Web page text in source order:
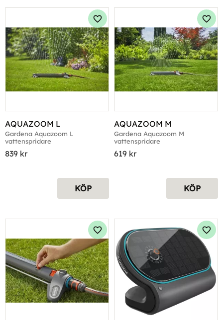
AQUAZOOM L
Gardena Aquazoom L
vattenspridare
839 kr
Lägg till i favoriter
KÖP
AQUAZOOM M
Gardena Aquazoom M
vattenspridare
619 kr
KÖP
Lägg till i favoriter